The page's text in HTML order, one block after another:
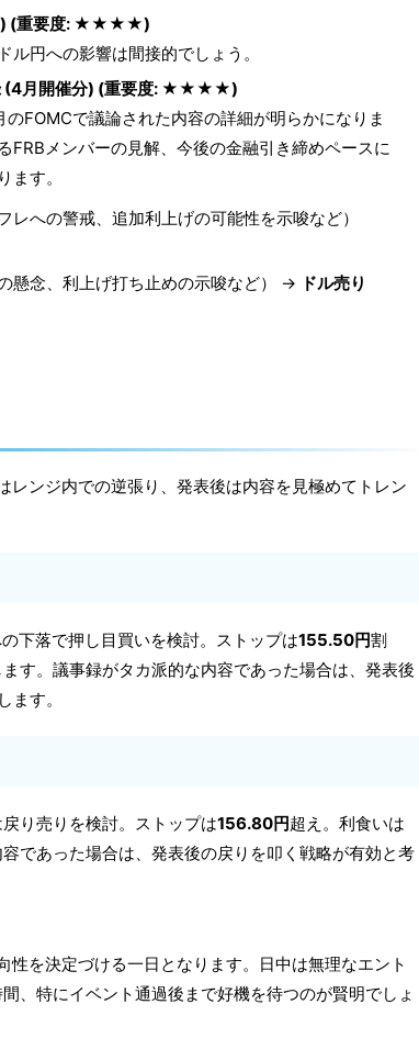
(重要度: ★★★★)
円への影響は間接的でしょう。
(4月開催分) (重要度: ★★★★)
FOMCで議論された内容の詳細が明らかになりま
FRBメンバーの見解、今後の金融引き締めペースに
ます。
レへの警戒、追加利上げの可能性を示唆など）
懸念、利上げ打ち止めの示唆など） → ドル売り
レンジ内での逆張り、発表後は内容を見極めてトレン
下落で押し目買いを検討。ストップは155.50円割
す。議事録がタカ派的な内容であった場合は、発表後
す。
り売りを検討。ストップは156.80円超え。利食いは
であった場合は、発表後の戻りを叩く戦略が有効と考
性を決定づける一日となります。日中は無理なエント
、特にイベント通過後まで好機を待つのが賢明でしょ